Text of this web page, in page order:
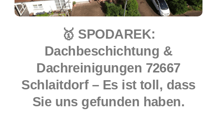
🥇 SPODAREK:
Dachbeschichtung &
Dachreinigungen 72667
Schlaitdorf – Es ist toll, dass
Sie uns gefunden haben.